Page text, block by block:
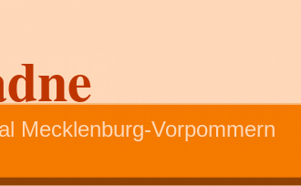
Mecklenburg-Vorpommern